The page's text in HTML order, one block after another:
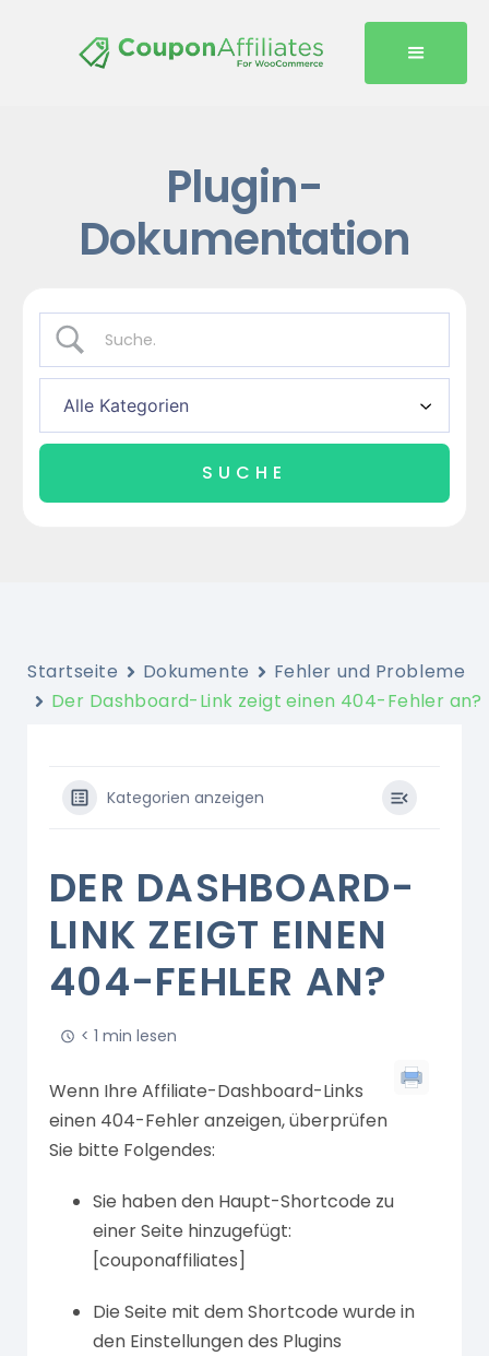
Plugin-
Dokumentation
Startseite Dokumente
Fehler und Probleme
Der Dashboard-Link zeigt einen 404-Fehler an?
Kategorien anzeigen
DER DASHBOARD-
LINK ZEIGT EINEN
404-FEHLER AN?
< 1 min lesen
Wenn Ihre Affiliate-Dashboard-Links
einen 404-Fehler anzeigen, überprüfen
Sie bitte Folgendes:
Sie haben den Haupt-Shortcode zu
einer Seite hinzugefügt:
[couponaffiliates]
Die Seite mit dem Shortcode wurde in
den Einstellungen des Plugins